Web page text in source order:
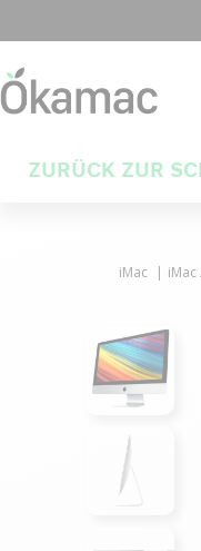
ZURÜCK ZUR
iMac iMac